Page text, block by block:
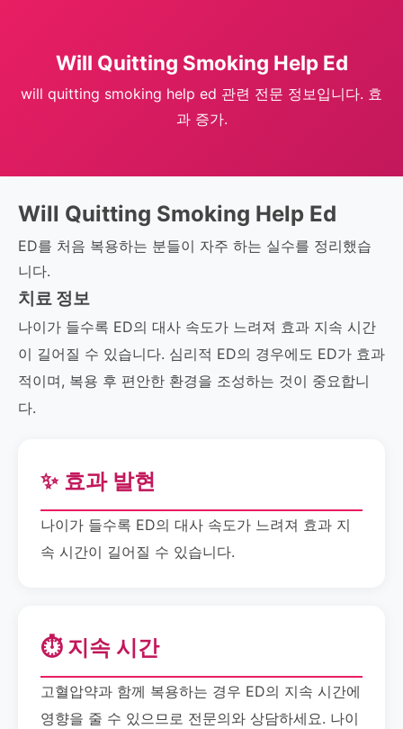
Will Quitting Smoking Help Ed
will quitting smoking help ed 관련 전문 정보입니다. 효
과 증가.
Will Quitting Smoking Help Ed
ED를 처음 복용하는 분들이 자주 하는 실수를 정리했습
니다.
치료 정보
나이가 들수록 ED의 대사 속도가 느려져 효과 지속 시간
이 길어질 수 있습니다. 심리적 ED의 경우에도 ED가 효과
적이며, 복용 후 편안한 환경을 조성하는 것이 중요합니
다.
✨ 효과 발현
나이가 들수록 ED의 대사 속도가 느려져 효과 지
속 시간이 길어질 수 있습니다.
⏱️ 지속 시간
고혈압약과 함께 복용하는 경우 ED의 지속 시간에
영향을 줄 수 있으므로 전문의와 상담하세요. 나이